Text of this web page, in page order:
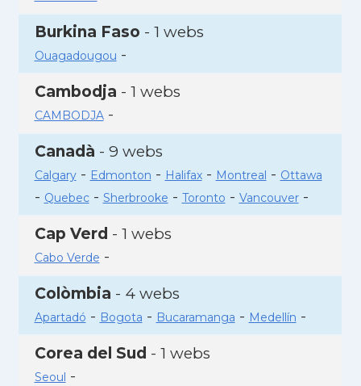
Burkina Faso - 1 webs
Ouagadougou -
Cambodja - 1 webs
CAMBODJA-
Canadà - 9 webs
Calgary- Edmonton - Halifax- Montreal - Ottawa
- Quebec- Sherbrooke - Toronto - Vancouver-
Cap Verd - 1 webs
Cabo Verde -
Colòmbia - 4 webs
Apartadó - Bogota - Bucaramanga - Medellín -
Corea del Sud - 1 webs
Seoul -